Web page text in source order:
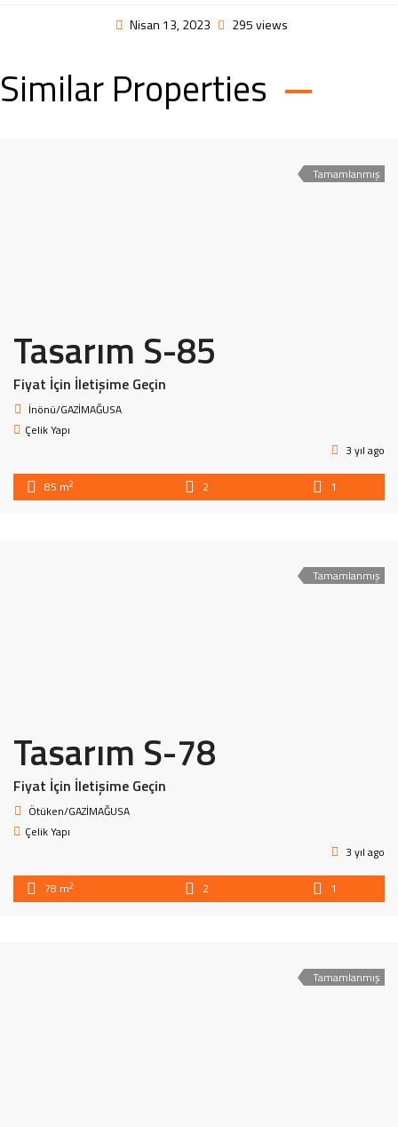
Nisan 13, 2023 295 views
Similar Properties
Tamamlanmış
Tasarım S-85
Fiyat İçin İletişime Geçin
İnönü/GAZİMAĞUSA
Çelik Yapı
3 yıl ago
85 m2 2 1
Tamamlanmış
Tasarım S-78
Fiyat İçin İletişime Geçin
Ötüken/GAZİMAĞUSA
Çelik Yapı
3 yıl ago
78 m2 2 1
Tamamlanmış